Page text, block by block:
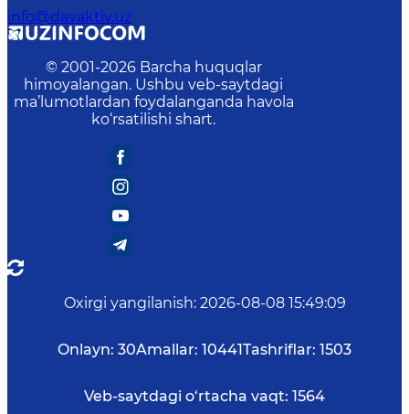
info@davaktiv.uz
© 2001-2026 Barcha huquqlar
himoyalangan. Ushbu veb-saytdagi
ma’lumotlardan foydalanganda havola
ko‘rsatilishi shart.
Oxirgi yangilanish: 2026-08-08 15:49:09
Onlayn: 30Amallar: 10441Tashriflar: 1503
Veb-saytdagi o‘rtacha vaqt: 1564